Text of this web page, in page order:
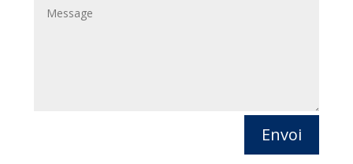
Envoi